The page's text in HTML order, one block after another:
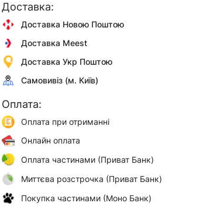
Доставка:
Доставка Новою Поштою
Доставка Meest
Доставка Укр Поштою
Самовивіз (м. Київ)
Оплата:
Оплата при отриманні
Онлайн оплата
Оплата частинами (Приват Банк)
Миттєва розстрочка (Приват Банк)
Покупка частинами (Моно Банк)